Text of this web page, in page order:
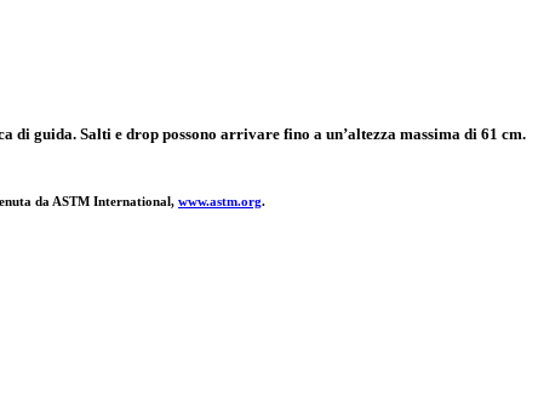
guida. Salti e drop possono arrivare fino a un’altezza massima di 61 cm.
da ASTM International, www.astm.org.